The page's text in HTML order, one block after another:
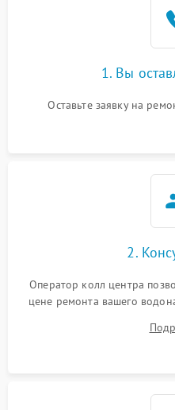
1. Вы
Оставьте заявку на
2.
Оператор колл центра
цене ремонта вашего